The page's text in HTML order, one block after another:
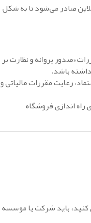
صادر می‌شود تا به شکل
«صدور پروانه و نظارت بر
باشد.
رعایت مقررات مالیاتی و
راه اندازی فروشگاه
کنید، باید شرکت یا موسسه